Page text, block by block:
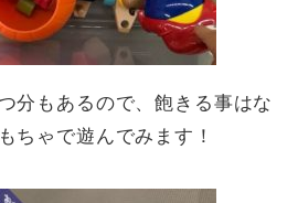
分もあるので、飽きる事はな
ちゃで遊んでみます！